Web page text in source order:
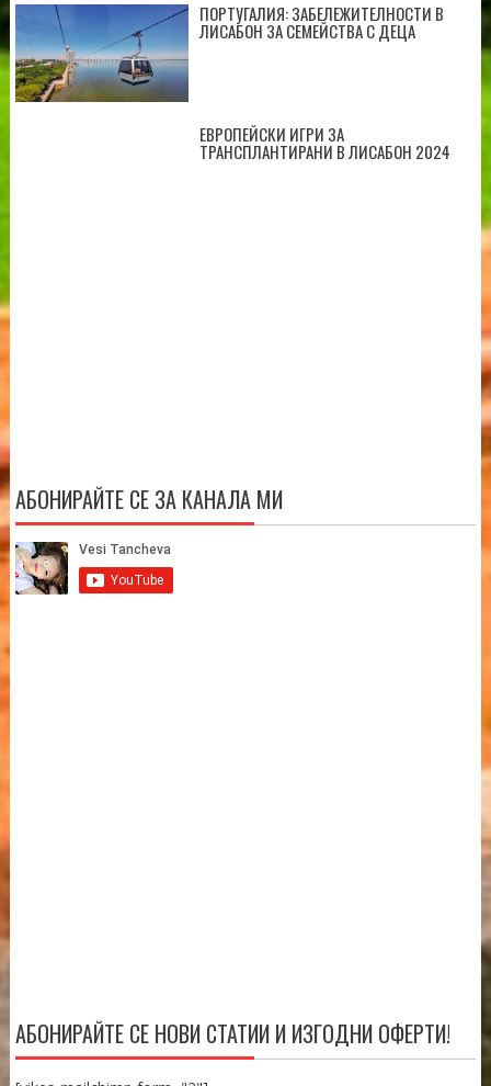
ПОРТУГАЛИЯ: ЗАБЕЛЕЖИТЕЛНОСТИ В
ЛИСАБОН ЗА СЕМЕЙСТВА С ДЕЦА
ЕВРОПЕЙСКИ ИГРИ ЗА
ТРАНСПЛАНТИРАНИ В ЛИСАБОН 2024
АБОНИРАЙТЕ СЕ ЗА КАНАЛА МИ
АБОНИРАЙТЕ СЕ НОВИ СТАТИИ И ИЗГОДНИ ОФЕРТИ!